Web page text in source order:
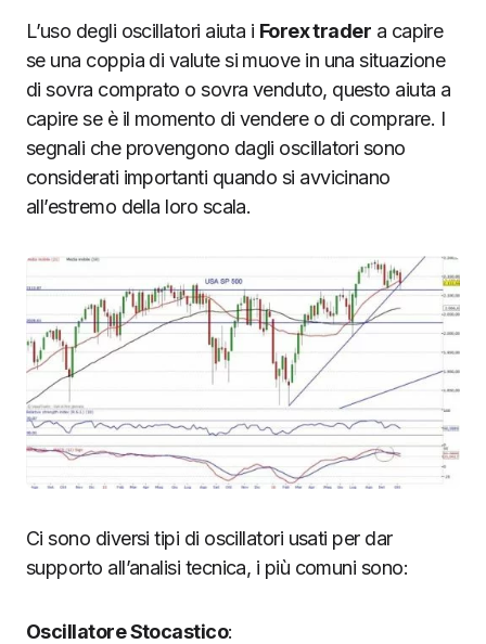
L’uso degli oscillatori aiuta i Forex trader a capire
se una coppia di valute si muove in una situazione
di sovra comprato o sovra venduto, questo aiuta a
capire se è il momento di vendere o di comprare. I
segnali che provengono dagli oscillatori sono
considerati importanti quando si avvicinano
all’estremo della loro scala.
Ci sono diversi tipi di oscillatori usati per dar
supporto all’analisi tecnica, i più comuni sono:
Oscillatore Stocastico: